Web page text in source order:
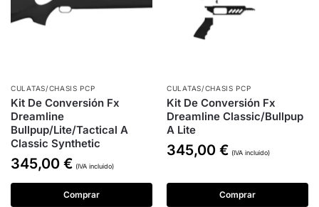
CULATAS/CHASIS PCP
Kit De Conversión Fx
Dreamline
Bullpup/Lite/Tactical A
Classic Synthetic
345,00 € (IVA incluido)
Comprar
CULATAS/CHASIS PCP
Kit De Conversión Fx
Dreamline Classic/Bullpup
A Lite
345,00 € (IVA incluido)
Comprar